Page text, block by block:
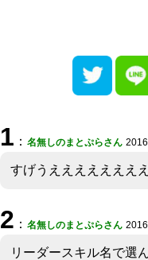
1 ： 名無しのまとぷらさん
すげうえええええええ
2 ： 名無しのまとぷらさん
リーダースキル名で選